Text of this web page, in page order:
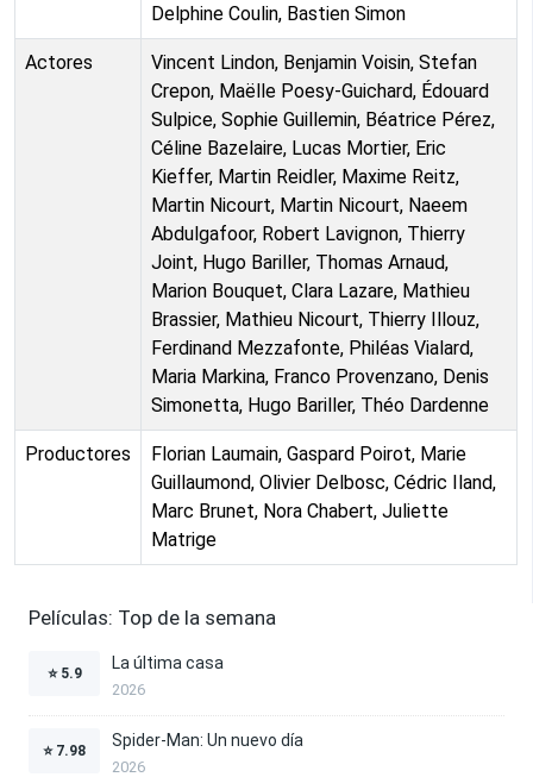
Delphine Coulin, Bastien Simon
Actores
Vincent Lindon, Benjamin Voisin, Stefan
Crepon, Maëlle Poesy-Guichard, Édouard
Sulpice, Sophie Guillemin, Béatrice Pérez,
Céline Bazelaire, Lucas Mortier, Eric
Kieffer, Martin Reidler, Maxime Reitz,
Martin Nicourt, Martin Nicourt, Naeem
Abdulgafoor, Robert Lavignon, Thierry
Joint, Hugo Bariller, Thomas Arnaud,
Marion Bouquet, Clara Lazare, Mathieu
Brassier, Mathieu Nicourt, Thierry Illouz,
Ferdinand Mezzafonte, Philéas Vialard,
Maria Markina, Franco Provenzano, Denis
Simonetta, Hugo Bariller, Théo Dardenne
Productores
Florian Laumain, Gaspard Poirot, Marie
Guillaumond, Olivier Delbosc, Cédric Iland,
Marc Brunet, Nora Chabert, Juliette
Matrige
Películas: Top de la semana
⭐ 5.9
La última casa
2026
⭐ 7.98
Spider-Man: Un nuevo día
2026